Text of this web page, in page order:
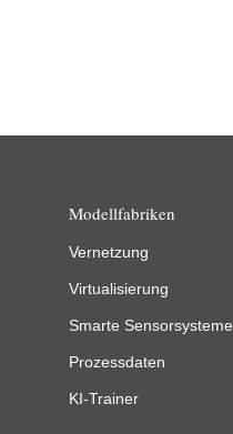
Modellfabriken
Vernetzung
Virtualisierung
Smarte Sensorsysteme
Prozessdaten
KI-Trainer